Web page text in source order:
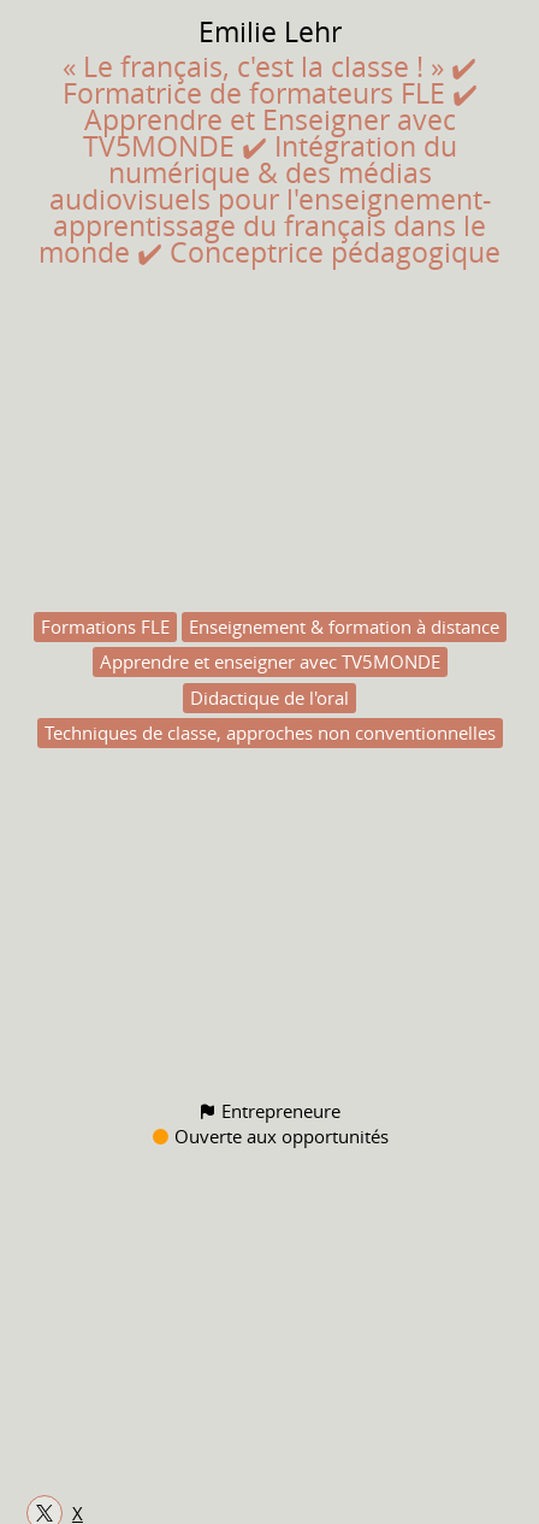
Emilie Lehr
« Le français, c'est la classe ! » ✔️
Formatrice de formateurs FLE ✔️
Apprendre et Enseigner avec
TV5MONDE ✔️ Intégration du
numérique & des médias
audiovisuels pour l'enseignement-
apprentissage du français dans le
monde ✔️ Conceptrice pédagogique
Formations FLE
Enseignement & formation à distance
Apprendre et enseigner avec TV5MONDE
Didactique de l'oral
Techniques de classe, approches non conventionnelles
Entrepreneure
Ouverte aux opportunités
X